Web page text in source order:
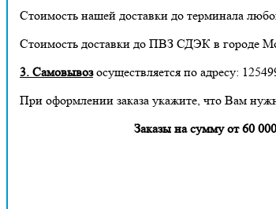
Стоимость нашей доставки до терминала
Стоимость доставки до ПВЗ СДЭК в городе
3. Самовывозосуществляется по адресу:
При оформлении заказа укажите, что Вам
Заказы на сумму от 60